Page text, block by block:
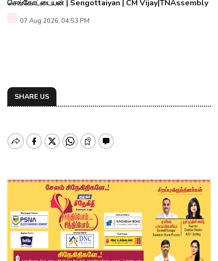
செங்கோட்டையன் | Sengottaiyan | CM Vijay|TNAssembly
07 Aug 2026, 04:53 PM
SHARE US